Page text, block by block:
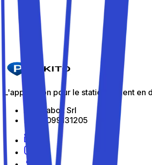
Les meilleurs parkings de
Parkito in Via Papa Leone X 77
Détails
L'application pour le stationnement en
All Indabox Srl
P.I: 04099131205